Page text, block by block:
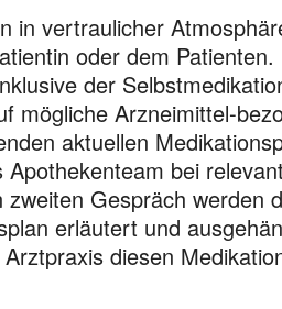
in vertraulicher
oder dem Patienten.
der
mögliche Arzneimittel-
aktuellen
bei
Gespräch werden
erläutert und
diesen